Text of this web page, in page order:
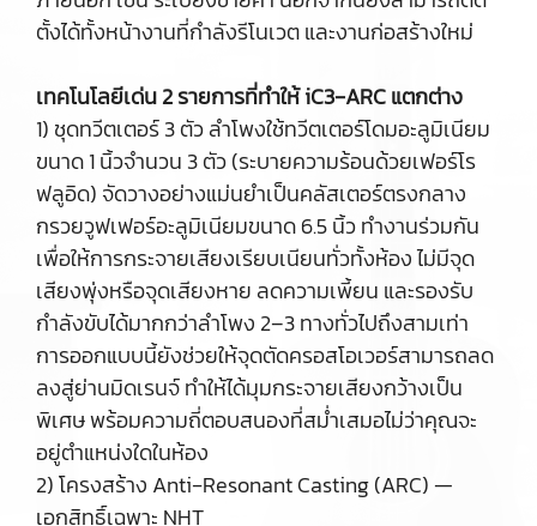
ตั้งได้ทั้งหน้างานที่กำลังรีโนเวต และงานก่อสร้างใหม่
เทคโนโลยีเด่น 2 รายการที่ทำให้ iC3‑ARC แตกต่าง
1) ชุดทวีตเตอร์ 3 ตัว ลำโพงใช้ทวีตเตอร์โดมอะลูมิเนียม
ขนาด 1 นิ้วจำนวน 3 ตัว (ระบายความร้อนด้วยเฟอร์โร
ฟลูอิด) จัดวางอย่างแม่นยำเป็นคลัสเตอร์ตรงกลาง
กรวยวูฟเฟอร์อะลูมิเนียมขนาด 6.5 นิ้ว ทำงานร่วมกัน
เพื่อให้การกระจายเสียงเรียบเนียนทั่วทั้งห้อง ไม่มีจุด
เสียงพุ่งหรือจุดเสียงหาย ลดความเพี้ยน และรองรับ
กำลังขับได้มากกว่าลำโพง 2–3 ทางทั่วไปถึงสามเท่า
การออกแบบนี้ยังช่วยให้จุดตัดครอสโอเวอร์สามารถลด
ลงสู่ย่านมิดเรนจ์ ทำให้ได้มุมกระจายเสียงกว้างเป็น
พิเศษ พร้อมความถี่ตอบสนองที่สม่ำเสมอไม่ว่าคุณจะ
อยู่ตำแหน่งใดในห้อง
2) โครงสร้าง Anti‑Resonant Casting (ARC) —
เอกสิทธิ์เฉพาะ NHT